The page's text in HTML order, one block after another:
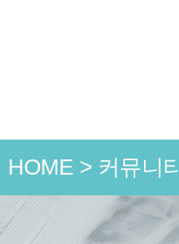
HOME > 커뮤니티